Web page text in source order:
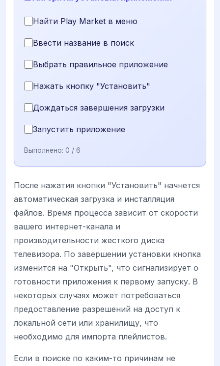
Найти Play Market в меню
Ввести название в поиск
Выбрать правильное приложение
Нажать кнопку "Установить"
Дождаться завершения загрузки
Запустить приложение
Выполнено: 0 / 6
После нажатия кнопки "Установить" начнется
автоматическая загрузка и инсталляция
файлов. Время процесса зависит от скорости
вашего интернет-канала и
производительности жесткого диска
телевизора. По завершении установки кнопка
изменится на "Открыть", что сигнализирует о
готовности приложения к первому запуску. В
некоторых случаях может потребоваться
предоставление разрешений на доступ к
локальной сети или хранилищу, что
необходимо для импорта плейлистов.
Если в поиске по каким-то причинам не